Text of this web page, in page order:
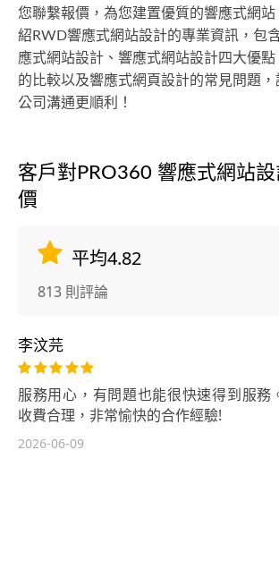
您聯繫報價，為您建置優質的響應式網
紹RWD響應式網站設計的專業資訊，包
應式網站設計、響應式網站設計四大優
的比較以及響應式網頁設計的常見問題
公司溝通更順利！
客戶對PRO360 響應式網站
價
平均4.82
813 則評論
李汶芫
服務用心，有問題也能很快速得到服務
收費合理，非常愉快的合作經驗!
2026-06-09